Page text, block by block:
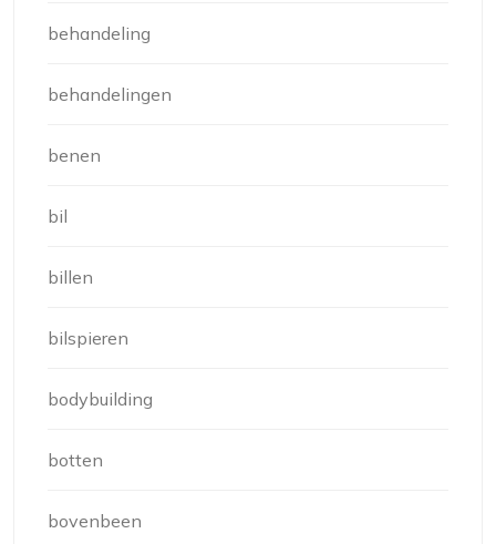
behandeling
behandelingen
benen
bil
billen
bilspieren
bodybuilding
botten
bovenbeen